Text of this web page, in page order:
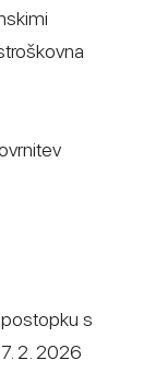
s
2. 2026